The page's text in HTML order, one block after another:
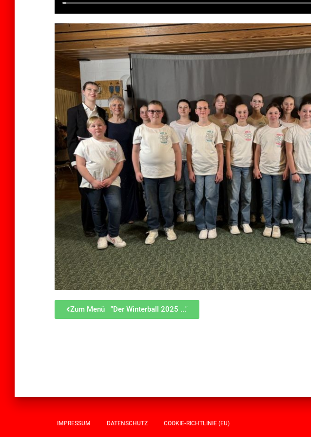
Zum Menü "Der Winterball 2025 ..."
IMPRESSUM DATENSCHUTZ COOKIE-RICHTLINIE (EU)